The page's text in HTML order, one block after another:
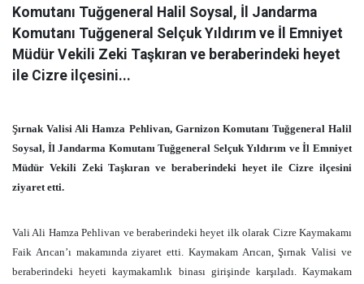
Komutanı Tuğgeneral Halil Soysal, İl Jandarma
Komutanı Tuğgeneral Selçuk Yıldırım ve İl Emniyet
Müdür Vekili Zeki Taşkıran ve beraberindeki heyet
ile Cizre ilçesini...
Şırnak Valisi Ali Hamza Pehlivan, Garnizon Komutanı Tuğgeneral Halil
Soysal, İl Jandarma Komutanı Tuğgeneral Selçuk Yıldırım ve İl Emniyet
Müdür Vekili Zeki Taşkıran ve beraberindeki heyet ile Cizre ilçesini
ziyaret etti.
Vali Ali Hamza Pehlivan ve beraberindeki heyet ilk olarak Cizre Kaymakamı
Faik Arıcan’ı makamında ziyaret etti. Kaymakam Arıcan, Şırnak Valisi ve
beraberindeki heyeti kaymakamlık binası girişinde karşıladı. Kaymakam